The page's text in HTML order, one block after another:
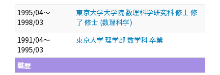
1995/04～
1998/03
東京大学大学院 数理科学研究科 修士 修
了 修士 (数理科学)
1991/04～
1995/03
東京大学 理学部 数学科 卒業
職歴